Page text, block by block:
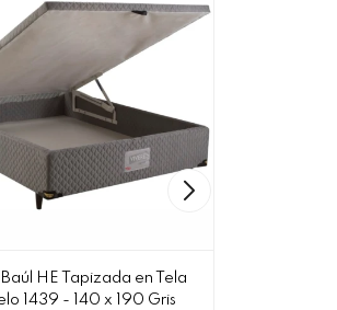
HE Tapizada en Tela
1439 - 140 x 190 Gris